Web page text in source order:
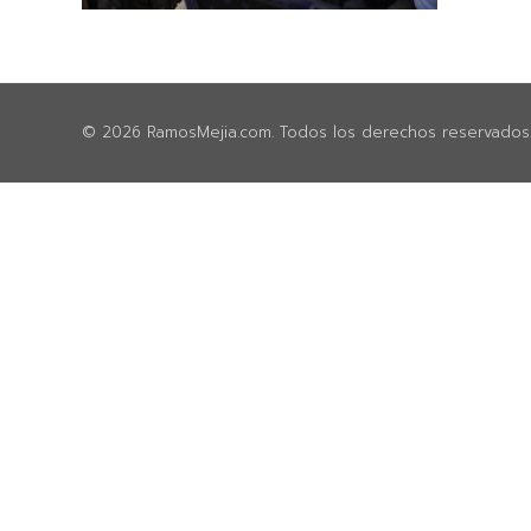
© 2026 RamosMejia.com. Todos los derechos reservados.